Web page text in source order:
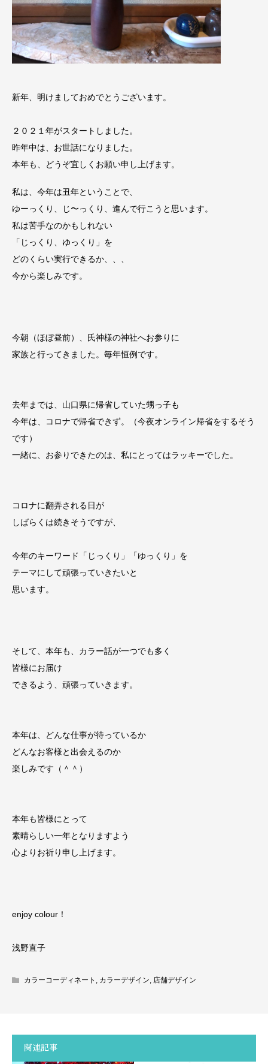
新年、明けましておめでとうございます。
２０２１年がスタートしました。
昨年中は、お世話になりました。
本年も、どうぞ宜しくお願い申し上げます。
私は、今年は丑年ということで、
ゆーっくり、じ〜っくり、進んで行こうと思います。
私は苦手なのかもしれない
「じっくり、ゆっくり」を
どのくらい実行できるか、、、
今から楽しみです。
今朝（ほぼ昼前）、氏神様の神社へお参りに
家族と行ってきました。毎年恒例です。
去年までは、山口県に帰省していた甥っ子も
今年は、コロナで帰省できず。（今夜オンライン帰省をするそう
です）
一緒に、お参りできたのは、私にとってはラッキーでした。
コロナに翻弄される日が
しばらくは続きそうですが、
今年のキーワード「じっくり」「ゆっくり」を
テーマにして頑張っていきたいと
思います。
そして、本年も、カラー話が一つでも多く
皆様にお届け
できるよう、頑張っていきます。
本年は、どんな仕事が待っているか
どんなお客様と出会えるのか
楽しみです（＾＾）
本年も皆様にとって
素晴らしい一年となりますよう
心よりお祈り申し上げます。
enjoy colour！
浅野直子
カラーコーディネート , カラーデザイン, 店舗デザイン
関連記事